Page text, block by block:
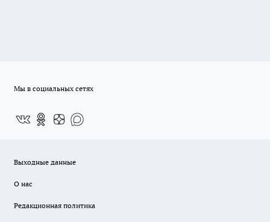
Мы в социальных сетях
Выходные данные
О нас
Редакционная политика